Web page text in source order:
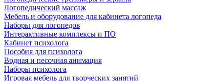
Логопедический массаж
Мебель и оборудование для кабинета логопеда
Наборы для логопедов
Интерактивные комплексы и ПО
Кабинет психолога
Пособия для психолога
Водная и песочная анимация
Наборы психолога
Игровая мебель для творческих занятий